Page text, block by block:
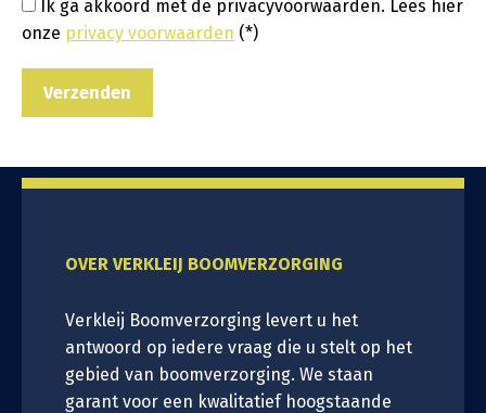
Ik ga akkoord met de privacyvoorwaarden. Lees hier
onze privacy voorwaarden (*)
OVER VERKLEIJ BOOMVERZORGING
Verkleij Boomverzorging levert u het
antwoord op iedere vraag die u stelt op het
gebied van boomverzorging. We staan
garant voor een kwalitatief hoogstaande